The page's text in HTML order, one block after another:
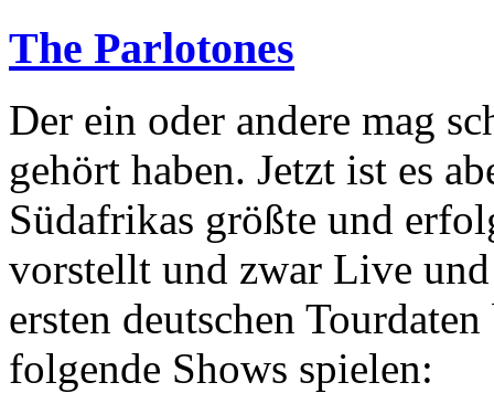
The Parlotones
Der ein oder andere mag
gehört haben. Jetzt ist es
Südafrikas größte und
vorstellt und zwar Live
ersten deutschen
folgende Shows spielen: